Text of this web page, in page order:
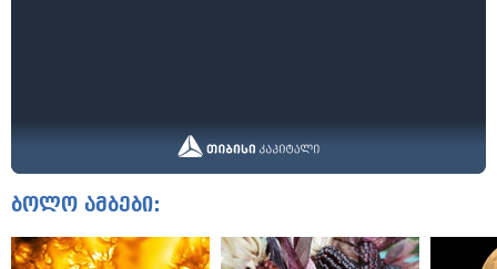
ბოლო ამბები: